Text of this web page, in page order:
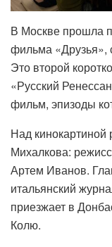
В Москве прошла
фильма «Друзья»,
Это второй
«Русский
фильм, эпизоды
Над кинокартиной
Михалкова:
Артем Иванов.
итальянский
приезжает в
Колю.